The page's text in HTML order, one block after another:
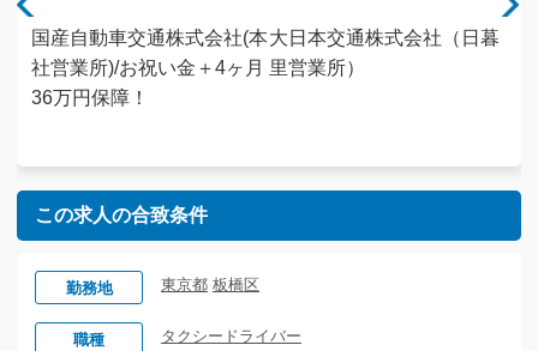
国産自動車交通株式会社(本
社営業所)/お祝い金＋4ヶ月
36万円保障！
大日本交通株式会社（日暮
里営業所）
この求人の合致条件
勤務地 東京都 板橋区
職種 タクシードライバー